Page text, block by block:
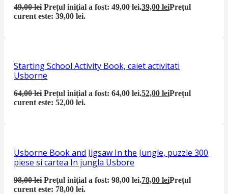
49,00lei Prețul inițial a fost: 49,00 lei.39,00leiPrețul
curent este: 39,00 lei.
Starting School Activity Book, caiet activitati
Usborne
64,00lei Prețul inițial a fost: 64,00 lei.52,00leiPrețul
curent este: 52,00 lei.
Usborne Book and Jigsaw In the Jungle, puzzle 300
piese si cartea In jungla Usbore
98,00lei Prețul inițial a fost: 98,00 lei.78,00leiPrețul
curent este: 78,00 lei.